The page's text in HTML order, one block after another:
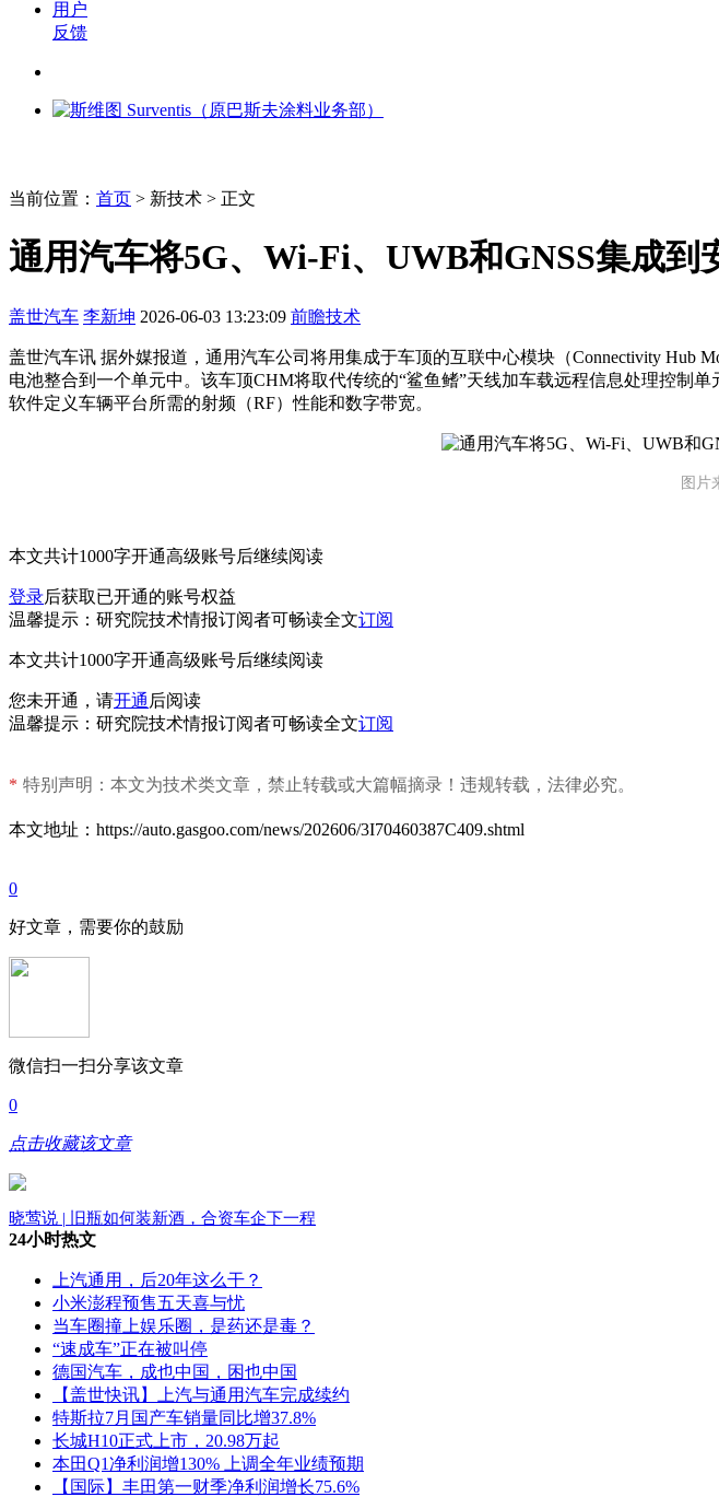
用户
反馈
当前位置： 首页 > 新技术 > 正文
通用汽车将5G、Wi-Fi、UWB和GNSS集成到
盖世汽车 李新坤 2026-06-03 13:23:09 前瞻技术
盖世汽车讯 据外媒报道，通用汽车公司将用集成于车顶的互联中心模块（Connectivity Hub
电池整合到一个单元中。该车顶CHM将取代传统的“鲨鱼鳍”天线加车载远程信息处理控制
软件定义车辆平台所需的射频（RF）性能和数字带宽。
图片
本文共计1000字开通高级账号后继续阅读
登录后获取已开通的账号权益
温馨提示：研究院技术情报订阅者可畅读全文订阅
本文共计1000字开通高级账号后继续阅读
您未开通，请开通 后阅读
温馨提示：研究院技术情报订阅者可畅读全文订阅
* 特别声明：本文为技术类文章，禁止转载或大篇幅摘录！违规转载，法律必究。
本文地址：https://auto.gasgoo.com/news/202606/3I70460387C409.shtml
0
好文章，需要你的鼓励
微信扫一扫分享该文章
0
点击收藏该文章
晓莺说 | 旧瓶如何装新酒，合资车企下一程
24小时热文
上汽通用，后20年这么干？
小米澎程预售五天喜与忧
当车圈撞上娱乐圈，是药还是毒？
“速成车”正在被叫停
德国汽车，成也中国，困也中国
【盖世快讯】上汽与通用汽车完成续约
特斯拉7月国产车销量同比增37.8%
长城H10正式上市，20.98万起
本田Q1净利润增130% 上调全年业绩预期
【国际】丰田第一财季净利润增长75.6%